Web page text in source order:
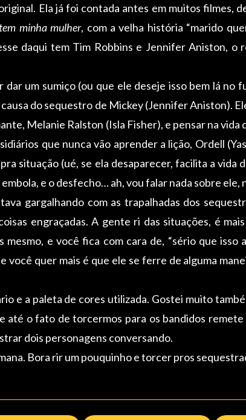
Ela já foi contada antes em muitos filmes,
minha mulher, com a velha história “marido
daqui tem Tim Robbins e Jennifer Aniston,
um sumiço (ou que ele deseje isso bem lá no
do sequestro de Mickey (Jennifer Aniston).
Melanie Ralston (Isla Fisher), e pensar na
que nunca vão aprender a lição, Ordell
situação (ué, se ela desaparecer, facilita a vida
e o desfecho… ah, vou falar nada sobre ele,
gargalhando com as trapalhadas dos
engraçadas. A gente ri das situações, é
mesmo, e você fica com cara de, “sério que isso
você quer mais é que ele se ferre de alguma
e a paleta de cores utilizada. Gostei muito
até o fato de torcermos para os bandidos
dois personagens conversando.
Bora rir um pouquinho e torcer pros